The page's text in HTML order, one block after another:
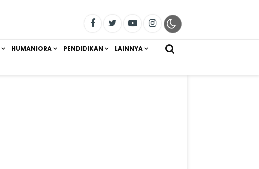
HUMANIORA PENDIDIKAN LAINNYA